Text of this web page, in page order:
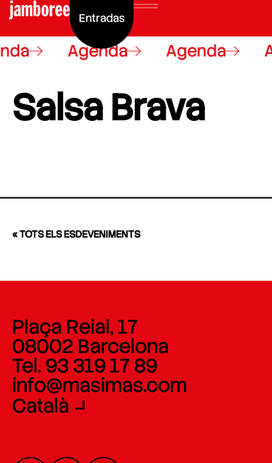
Entradas
Agenda Agenda
Salsa Brava
« TOTS ELS ESDEVENIMENTS
Plaça Reial, 17
08002 Barcelona
Tel. 93 319 17 89
info@masimas.com
Català